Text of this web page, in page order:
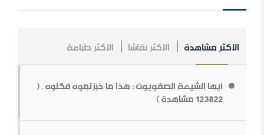
ما قولك في أبوي الرسول
الاكثر مشاهدة الاكثر نقاشا الاكثر طباعة
أيها الشيعة الصفويون : هذا ما خبزتموه فكلوه . (
123822 مشاهدة )